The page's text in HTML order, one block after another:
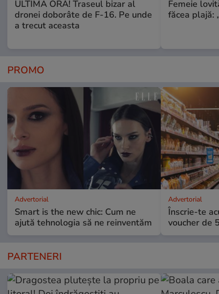
ULTIMA ORĂ! Traseul bizar al
dronei doborâte de F-16. Pe unde
a trecut aceasta
Femeie
făcea plajă:
PROMO
Advertorial
Smart is the new chic: Cum ne
ajută tehnologia să ne reinventăm
Advertorial
Înscrie-te
voucher de
PARTENERI